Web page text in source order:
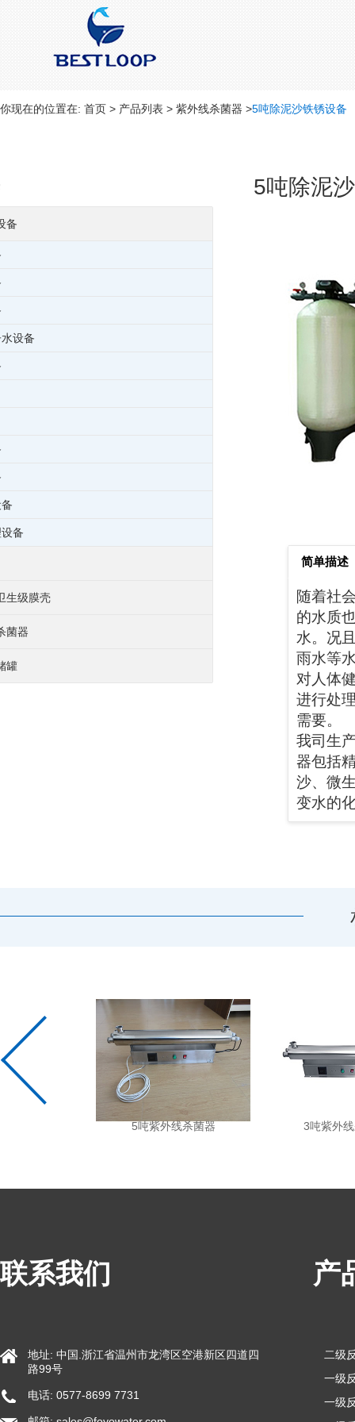
你现在的位置在: 首页 > 产品列表 > 紫外线杀菌器 >5吨除泥沙铁锈设备
5吨除泥
备
设备
备
生级膜壳
菌器
罐
简单描述
随着社
的水质
水。况
雨水等
对人体
进行处
需要。
我司生
器包括
沙、微
变水的
5吨紫外线杀菌器 3吨紫外
联系我们
地址: 中国.浙江省温州市龙湾区空港新区四道四
路99号
电话: 0577-8699 7731
产
二级
一级
一级